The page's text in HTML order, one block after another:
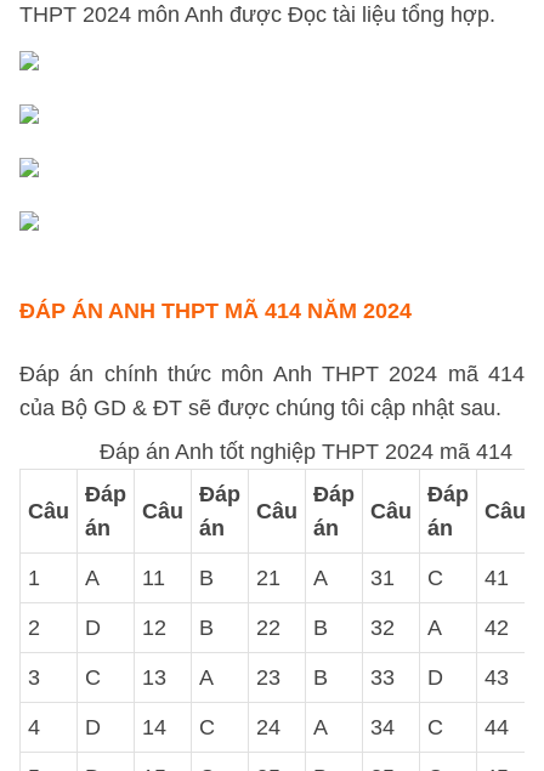
THPT 2024 môn Anh được Đọc tài liệu tổng hợp.
ĐÁP ÁN ANH THPT MÃ 414 NĂM 2024
Đáp án chính thức môn Anh THPT 2024 mã 414
của Bộ GD & ĐT sẽ được chúng tôi cập nhật sau.
Đáp án Anh tốt nghiệp THPT 2024 mã 414
Câu
Đáp
án
Câu
Đáp
án
Câu
Đáp
án
Câu
Đáp
án
Câu
1 A 11 B 21 A 31 C 41
2 D 12 B 22 B 32 A 42
3 C 13 A 23 B 33 D 43
4 D 14 C 24 A 34 C 44